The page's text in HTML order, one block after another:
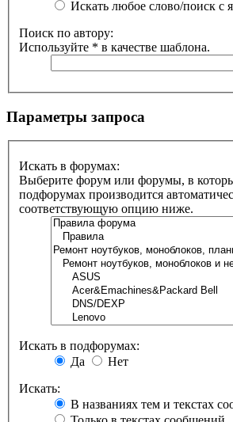
Искать любое слово/поиск с
Поиск по автору:
Используйте * в качестве шаблона.
Параметры запроса
Искать в форумах:
Выберите форум или форумы, в
подфорумах производится
соответствующую опцию ниже.
Искать в подфорумах:
Да
Нет
Искать:
В названиях тем и текстах